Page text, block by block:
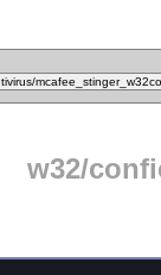
w32/